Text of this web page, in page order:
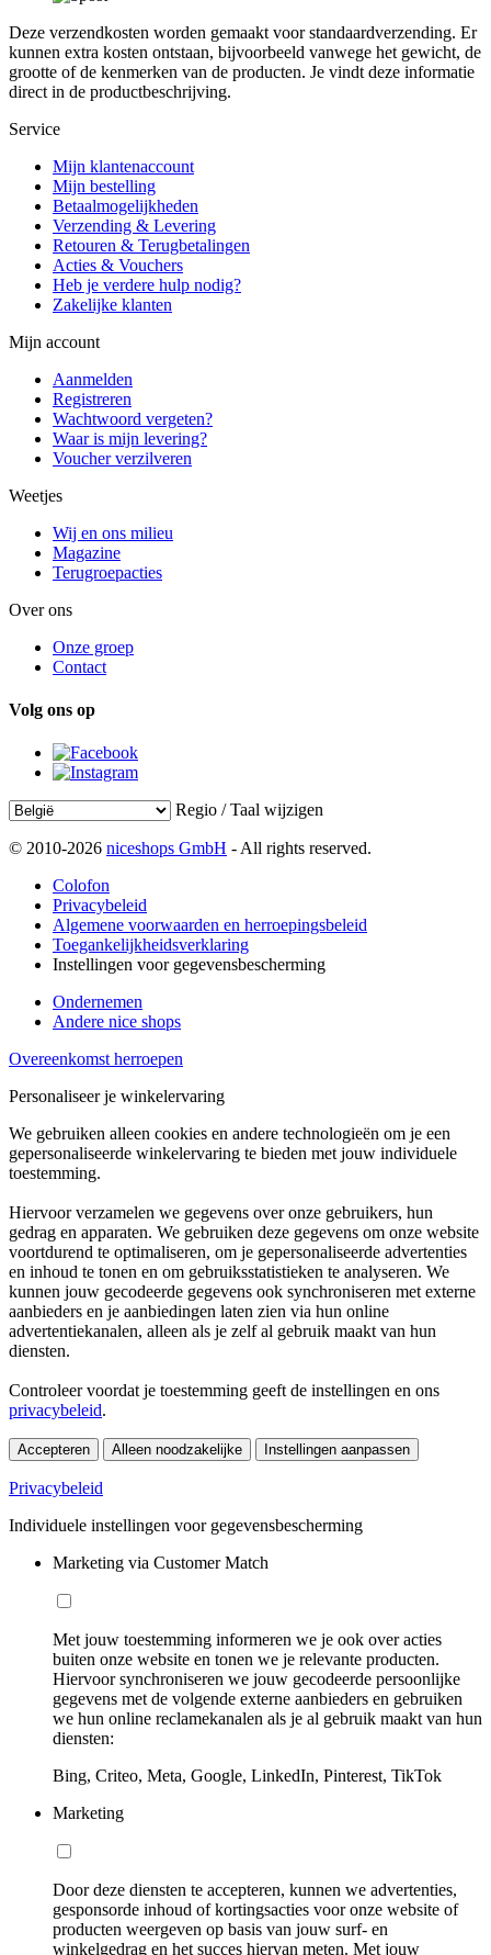
Deze verzendkosten worden gemaakt voor standaardverzending. Er
kunnen extra kosten ontstaan, bijvoorbeeld vanwege het gewicht, de
grootte of de kenmerken van de producten. Je vindt deze informatie
direct in de productbeschrijving.
Service
Mijn klantenaccount
Mijn bestelling
Betaalmogelijkheden
Verzending & Levering
Retouren & Terugbetalingen
Acties & Vouchers
Heb je verdere hulp nodig?
Zakelijke klanten
Mijn account
Aanmelden
Registreren
Wachtwoord vergeten?
Waar is mijn levering?
Voucher verzilveren
Weetjes
Wij en ons milieu
Magazine
Terugroepacties
Over ons
Onze groep
Contact
Volg ons op
Regio / Taal wijzigen
© 2010-2026 niceshops GmbH - All rights reserved.
Colofon
Privacybeleid
Algemene voorwaarden en herroepingsbeleid
Toegankelijkheidsverklaring
Instellingen voor gegevensbescherming
Ondernemen
Andere nice shops
Overeenkomst herroepen
Personaliseer je winkelervaring
We gebruiken alleen cookies en andere technologieën om je een
gepersonaliseerde winkelervaring te bieden met jouw individuele
toestemming.
Hiervoor verzamelen we gegevens over onze gebruikers, hun
gedrag en apparaten. We gebruiken deze gegevens om onze website
voortdurend te optimaliseren, om je gepersonaliseerde advertenties
en inhoud te tonen en om gebruiksstatistieken te analyseren. We
kunnen jouw gecodeerde gegevens ook synchroniseren met externe
aanbieders en je aanbiedingen laten zien via hun online
advertentiekanalen, alleen als je zelf al gebruik maakt van hun
diensten.
Controleer voordat je toestemming geeft de instellingen en ons
privacybeleid.
Accepteren Alleen noodzakelijke Instellingen aanpassen
Privacybeleid
Individuele instellingen voor gegevensbescherming
Marketing via Customer Match
Met jouw toestemming informeren we je ook over acties
buiten onze website en tonen we je relevante producten.
Hiervoor synchroniseren we jouw gecodeerde persoonlijke
gegevens met de volgende externe aanbieders en gebruiken
we hun online reclamekanalen als je al gebruik maakt van hun
diensten:
Bing, Criteo, Meta, Google, LinkedIn, Pinterest, TikTok
Marketing
Door deze diensten te accepteren, kunnen we advertenties,
gesponsorde inhoud of kortingsacties voor onze website of
producten weergeven op basis van jouw surf- en
winkelgedrag en het succes hiervan meten. Met jouw